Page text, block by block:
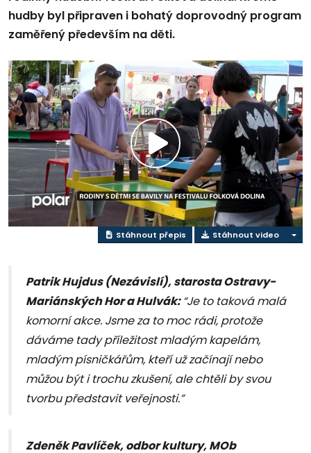
hudby byl připraven i bohatý doprovodný program
zaměřený především na děti.
Přehrát
video
Stáhnout přepis Stáhnout video
Patrik Hujdus (Nezávislí), starosta Ostravy-
Mariánských Hor a Hulvák:“Je to taková malá
komorní akce. Jsme za to moc rádi, protože
dáváme tady příležitost mladým kapelám,
mladým písničkářům, kteří už začínají nebo
můžou být i trochu zkušení, ale chtěli by svou
tvorbu představit veřejnosti.”
Zdeněk Pavlíček, odbor kultury, MOb